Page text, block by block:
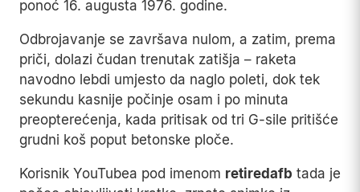
verzija bila je paravan.
Legenda opisuje i sam trenutak lansiranja, u
ponoć 16. augusta 1976. godine.
Odbrojavanje se završava nulom, a zatim, prema
priči, dolazi čudan trenutak zatišja – raketa
navodno lebdi umjesto da naglo poleti, dok tek
sekundu kasnije počinje osam i po minuta
preopterećenja, kada pritisak od tri G-sile pritišće